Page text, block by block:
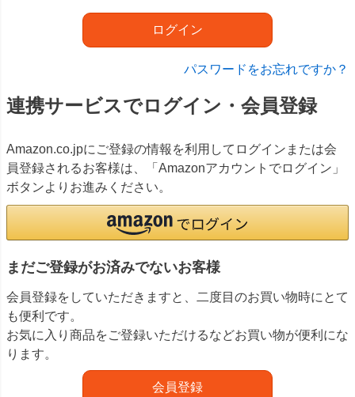
)
ログイン
パスワードをお忘れですか？
連携サービスでログイン・会員登録
Amazon.co.jpにご登録の情報を利用してログインまたは会
員登録されるお客様は、「Amazonアカウントでログイン」
ボタンよりお進みください。
まだご登録がお済みでないお客様
会員登録をしていただきますと、二度目のお買い物時にとて
も便利です。
お気に入り商品をご登録いただけるなどお買い物が便利にな
ります。
会員登録